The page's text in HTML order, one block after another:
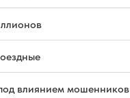
влиянием мошенников